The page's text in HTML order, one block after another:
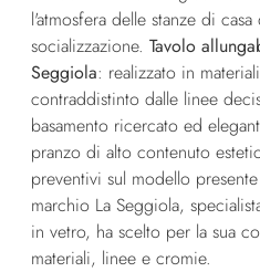
l'atmosfera delle stanze di
socializzazione. Tavolo
Seggiola: realizzato in
contraddistinto dalle linee
basamento ricercato ed
pranzo di alto contenuto
preventivi sul modello
marchio La Seggiola,
in vetro, ha scelto per la sua
materiali, linee e cromie.